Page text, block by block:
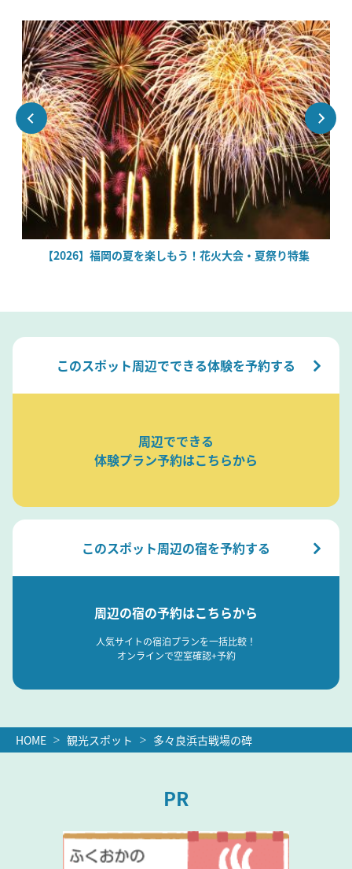
【2026】福岡の夏を楽しもう！花火大会・夏祭り特集
このスポット周辺でできる体験を予約する
周辺でできる
体験プラン予約はこちらから
このスポット周辺の宿を予約する
周辺の宿の予約はこちらから
人気サイトの宿泊プランを一括比較！
オンラインで空室確認+予約
HOME 観光スポット 多々良浜古戦場の碑
PR